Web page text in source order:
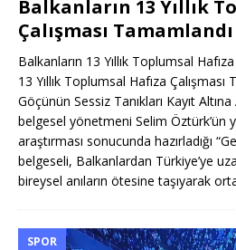
Balkanların 13 Yıllık
Çalışması Tamamlandı
Balkanların 13 Yıllık Toplumsal
13 Yıllık Toplumsal Hafıza
Göçünün Sessiz Tanıkları Kayıt Altına
belgesel yönetmeni Selim Öztürk’ün
araştırması sonucunda hazırladığı
belgeseli, Balkanlardan Türkiye’ye
bireysel anıların ötesine taşıyarak
SPOR